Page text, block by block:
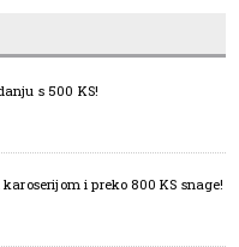
s 500 KS!
i preko 800 KS snage!